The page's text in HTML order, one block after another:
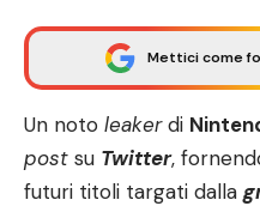
Mettici come
Un noto leakerdi
post su Twitter,
futuri titoli targati dalla